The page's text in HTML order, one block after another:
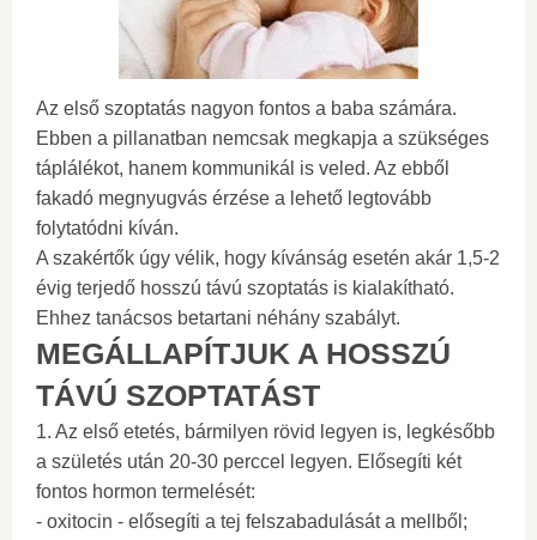
Az első szoptatás nagyon fontos a baba számára.
Ebben a pillanatban nemcsak megkapja a szükséges
táplálékot, hanem kommunikál is veled. Az ebből
fakadó megnyugvás érzése a lehető legtovább
folytatódni kíván.
A szakértők úgy vélik, hogy kívánság esetén akár 1,5-2
évig terjedő hosszú távú szoptatás is kialakítható.
Ehhez tanácsos betartani néhány szabályt.
MEGÁLLAPÍTJUK A HOSSZÚ
TÁVÚ SZOPTATÁST
1. Az első etetés, bármilyen rövid legyen is, legkésőbb
a születés után 20-30 perccel legyen. Elősegíti két
fontos hormon termelését:
- oxitocin - elősegíti a tej felszabadulását a mellből;